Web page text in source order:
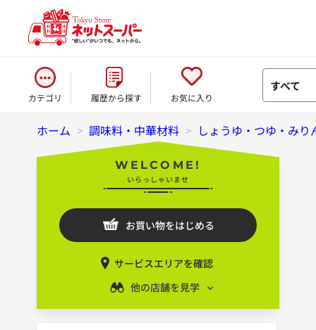
カテゴリ 履歴から探す お気に入り
すべて
ホーム > 調味料・中華材料 > しょうゆ・つゆ・みり
WELCOME!
いらっしゃいませ
お買い物をはじめる
サービスエリアを確認
他の店舗を見学